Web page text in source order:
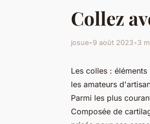
Collez
josue•9 août 2023•3
Les colles :
les amateurs
Parmi les plus
Composée de